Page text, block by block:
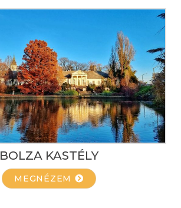
BOLZA KASTÉLY
MEGNÉZEM